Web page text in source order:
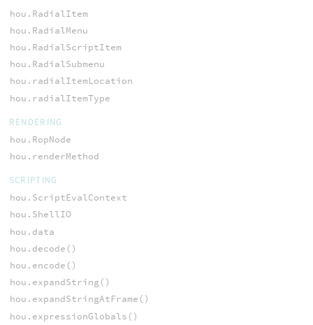
hou.RadialItem
hou.RadialMenu
hou.RadialScriptItem
hou.RadialSubmenu
hou.radialItemLocation
hou.radialItemType
RENDERING
hou.RopNode
hou.renderMethod
SCRIPTING
hou.ScriptEvalContext
hou.ShellIO
hou.data
hou.decode()
hou.encode()
hou.expandString()
hou.expandStringAtFrame()
hou.expressionGlobals()